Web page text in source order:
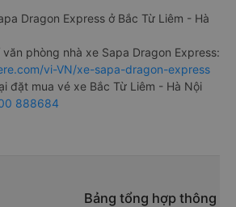
Dragon Express ở Bắc Từ Liêm - Hà
văn phòng nhà xe Sapa Dragon Express:
vi-VN/xe-sapa-dragon-express
đặt mua vé xe Bắc Từ Liêm - Hà Nội
888684
Bảng tổng hợp thông